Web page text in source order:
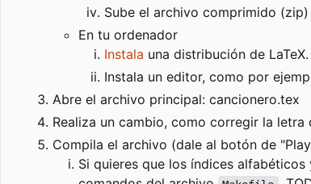
Sube el archivo comprimido
En tu ordenador
Instala una distribución de
Instala un editor, como por
Abre el archivo principal: cancionero.tex
Realiza un cambio, como corregir la
Compila el archivo (dale al botón de
Si quieres que los índices